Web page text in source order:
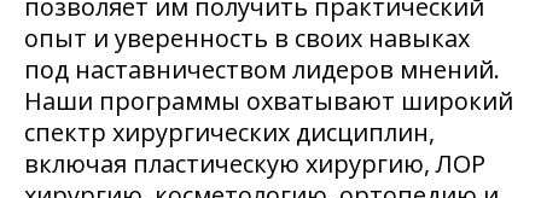
позволяет им получить практический
опыт и уверенность в своих навыках
под наставничеством лидеров мнений.
Наши программы охватывают широкий
спектр хирургических дисциплин,
включая пластическую хирургию, ЛОР